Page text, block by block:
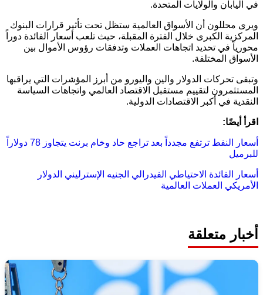
في اليابان والولايات المتحدة.
ويرى محللون أن الأسواق العالمية ستظل تحت تأثير قرارات البنوك
المركزية الكبرى خلال الفترة المقبلة، حيث تلعب أسعار الفائدة دوراً
محورياً في تحديد اتجاهات العملات وتدفقات رؤوس الأموال بين
الأسواق المختلفة.
وتبقى تحركات الدولار والين واليورو من أبرز المؤشرات التي يراقبها
المستثمرون لتقييم مستقبل الاقتصاد العالمي واتجاهات السياسة
النقدية في أكبر الاقتصادات الدولية.
اقرأ أيضًا:
أسعار النفط ترتفع مجدداً بعد تراجع حاد وخام برنت يتجاوز 78 دولاراً
للبرميل
أسعار الفائدة الاحتياطي الفيدرالي الجنيه الإسترليني الدولار
الأمريكي العملات العالمية
أخبار متعلقة